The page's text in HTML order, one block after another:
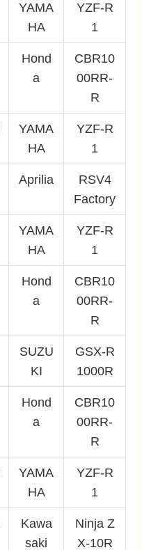
YAMA
HA
YZF-R
1
Hond
a
CBR10
00RR-
R
YAMA
HA
YZF-R
1
Aprilia
RSV4
Factory
YAMA
HA
YZF-R
1
Hond
a
CBR10
00RR-
R
SUZU
KI
GSX-R
1000R
Hond
a
CBR10
00RR-
R
YAMA
HA
YZF-R
1
Kawa
saki
Ninja Z
X-10R